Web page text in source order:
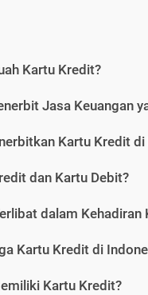
Kartu Kredit?
Jasa Keuangan
Kartu Kredit
dan Kartu Debit?
dalam
Kartu Kredit di
Kartu Kredit?